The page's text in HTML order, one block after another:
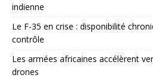
indienne
Le F-35 en crise : disponibilité
contrôle
Les armées africaines accélèrent
drones